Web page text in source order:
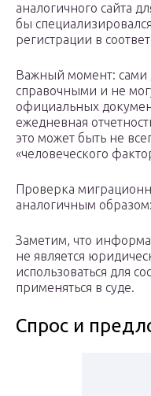
аналогичного сайта
бы
регистрации в
Важный момент: сами
справочными и не
официальных
ежедневная
это может быть не
«человеческого
Проверка
аналогичным образом:
Заметим, что
не является
использоваться для
применяться в суде.
Спрос и